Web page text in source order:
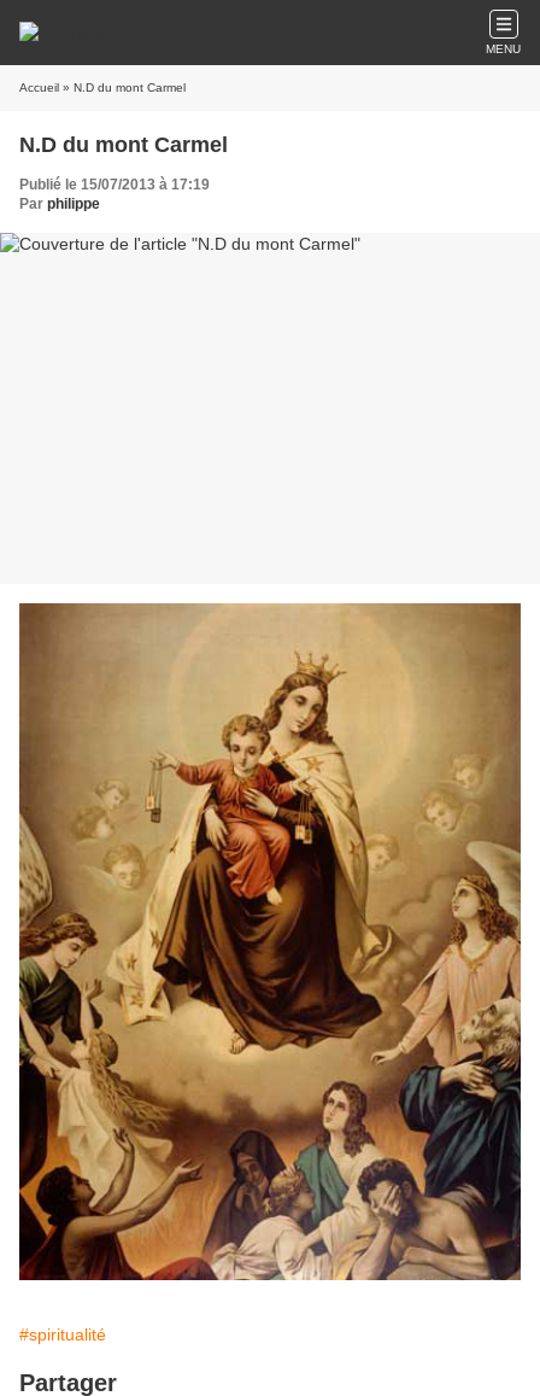
MENU
Accueil » N.D du mont Carmel
N.D du mont Carmel
Publié le 15/07/2013 à 17:19
Par philippe
#spiritualité
Partager